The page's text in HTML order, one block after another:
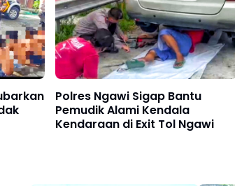
Polres Ngawi Sigap Bantu
Pemudik Alami Kendala
Kendaraan di Exit Tol Ngawi